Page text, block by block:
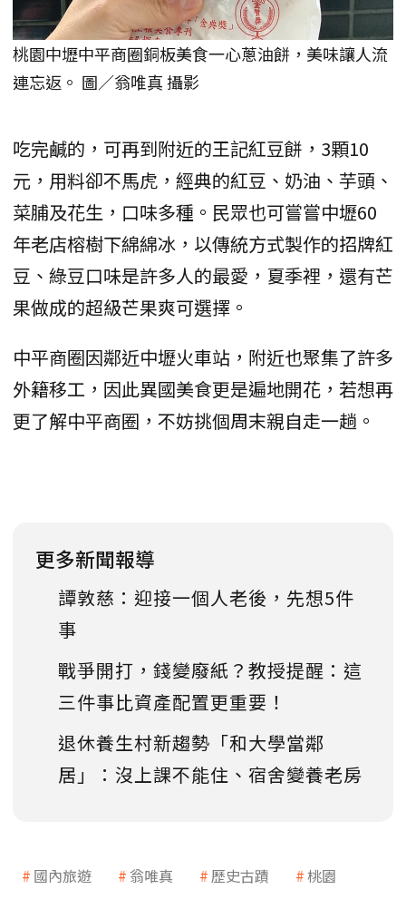
桃園中壢中平商圈銅板美食一心蔥油餅，美味讓人流
連忘返。 圖／翁唯真 攝影
吃完鹹的，可再到附近的王記紅豆餅，3顆10
元，用料卻不馬虎，經典的紅豆、奶油、芋頭、
菜脯及花生，口味多種。民眾也可嘗嘗中壢60
年老店榕樹下綿綿冰，以傳統方式製作的招牌紅
豆、綠豆口味是許多人的最愛，夏季裡，還有芒
果做成的超級芒果爽可選擇。
中平商圈因鄰近中壢火車站，附近也聚集了許多
外籍移工，因此異國美食更是遍地開花，若想再
更了解中平商圈，不妨挑個周末親自走一趟。
更多新聞報導
譚敦慈：迎接一個人老後，先想5件
事
戰爭開打，錢變廢紙？教授提醒：這
三件事比資產配置更重要！
退休養生村新趨勢「和大學當鄰
居」：沒上課不能住、宿舍變養老房
國內旅遊 翁唯真 歷史古蹟
桃園